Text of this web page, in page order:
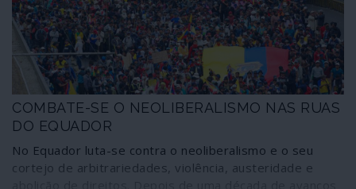
COMBATE-SE O NEOLIBERALISMO NAS RUAS
DO EQUADOR
No Equador luta-se contra o neoliberalismo e o seu
cortejo de arbitrariedades, violência, austeridade e